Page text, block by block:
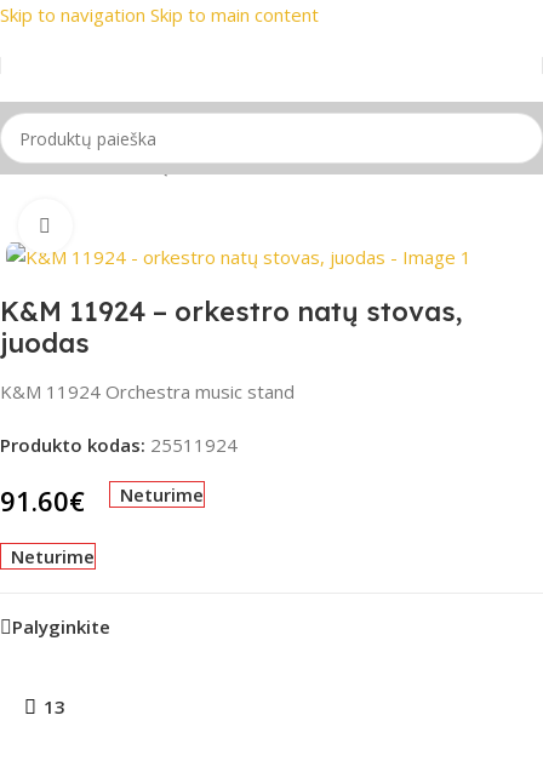
Skip to navigation Skip to main content
📦 Nemokamas
Pradžia/Stovai/Natų stovas
K&M 11924 – orkestro natų stovas,
juodas
K&M 11924 Orchestra music stand
Produkto kodas: 25511924
91.60€ Neturime
Neturime
Palyginkite
13